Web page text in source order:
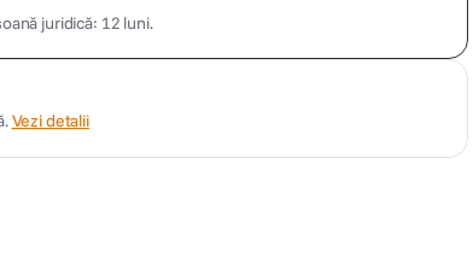
juridică: 12 luni.
Vezi detalii